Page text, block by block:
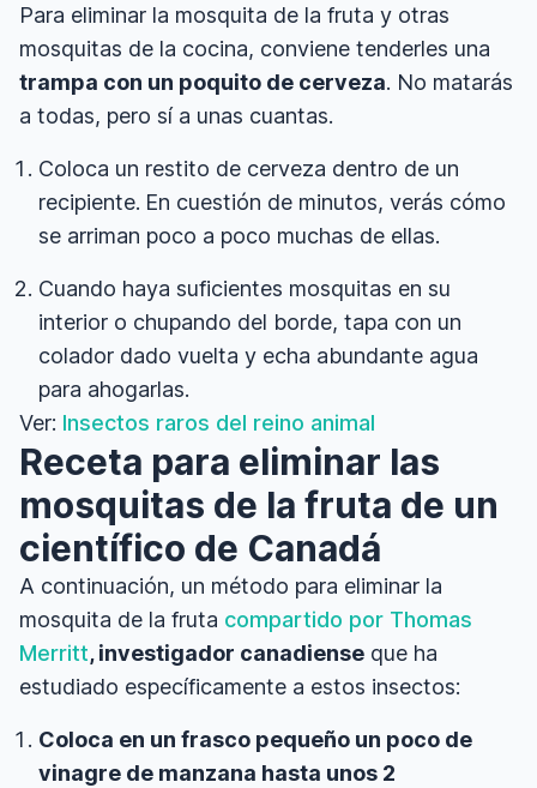
Para eliminar la mosquita de la fruta y otras
mosquitas de la cocina, conviene tenderles una
trampa con un poquito de cerveza. No matarás
a todas, pero sí a unas cuantas.
Coloca un restito de cerveza dentro de un
recipiente. En cuestión de minutos, verás cómo
se arriman poco a poco muchas de ellas.
Cuando haya suficientes mosquitas en su
interior o chupando del borde, tapa con un
colador dado vuelta y echa abundante agua
para ahogarlas.
Ver: Insectos raros del reino animal
Receta para eliminar las
mosquitas de la fruta de un
científico de Canadá
A continuación, un método para eliminar la
mosquita de la fruta compartido por Thomas
Merritt, investigador canadiense que ha
estudiado específicamente a estos insectos:
Coloca en un frasco pequeño un poco de
vinagre de manzana hasta unos 2